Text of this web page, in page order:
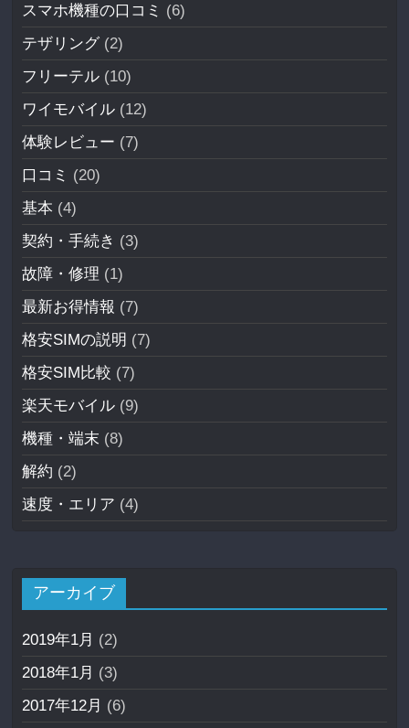
スマホ機種の口コミ (6)
テザリング(2)
フリーテル (10)
ワイモバイル (12)
体験レビュー (7)
口コミ (20)
基本 (4)
契約・手続き (3)
故障・修理 (1)
最新お得情報 (7)
格安SIMの説明 (7)
格安SIM比較 (7)
楽天モバイル (9)
機種・端末 (8)
解約 (2)
速度・エリア (4)
アーカイブ
2019年1月 (2)
2018年1月 (3)
2017年12月 (6)